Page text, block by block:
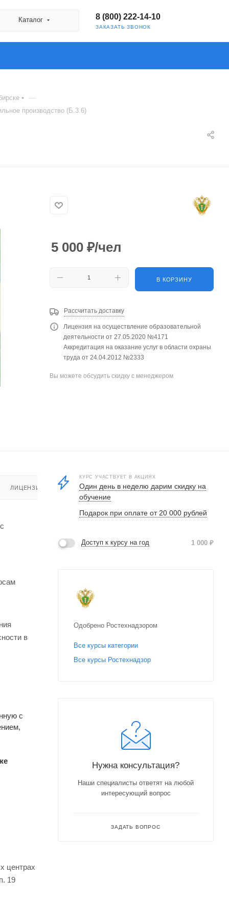
Каталог 8 (800) 222-14-10
ЗАКАЗАТЬ ЗВОНОК
—
производство (Б.3.6)
5 000 ₽/чел
В КОРЗИНУ
Рассчитать доставку
Лицензия на осуществление образовательной
деятельности от 27.05.2020 №4171
Аккредитация на оказание услуг в области охраны
труда от 24.04.2012 №2333
Вы можете обсудить скидку с менеджером
ЛИЦЕНЗИЯ
в
с
центрах
19
КУРС УЧАСТВУЕТ В АКЦИЯХ
Один день в неделю дарим скидку на
обучение
Подарок при оплате от 20 000 рублей
Доступ к курсу на год 1 000 ₽
Одобрено Ростехнадзором
Все курсы категории
Все курсы Ростехнадзор
Нужна консультация?
Наши специалисты ответят на любой
интересующий вопрос
ЗАДАТЬ ВОПРОС